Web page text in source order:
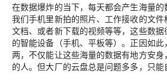
在数据爆炸的当下，每天都会产生海量
我们手机里新拍的照片、工作接收的文
文档、或者新下载的视频等等，这些数
的智能设备（手机、平板等）。正因如
两，不仅能让这些海量的数据有地方安
的人。但大厂的云盘总是问题多多，只能